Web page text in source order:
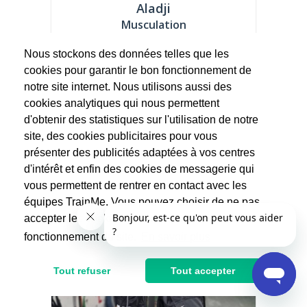
Aladji
Musculation
Holà les sportifs, je me présente en 4
points.. Aladji' Vitamine C Guaran +++
Toujours en...
50€ 25€
Après réduction d'impôts
Nous stockons des données telles que les
cookies pour garantir le bon fonctionnement de
notre site internet. Nous utilisons aussi des
cookies analytiques qui nous permettent
d'obtenir des statistiques sur l'utilisation de notre
site, des cookies publicitaires pour vous
présenter des publicités adaptées à vos centres
d'intérêt et enfin des cookies de messagerie qui
vous permettent de rentrer en contact avec les
équipes TrainMe. Vous pouvez choisir de ne pas
accepter les cookies non indispensables au
fonctionnement du site.
Tout refuser Tout accepter